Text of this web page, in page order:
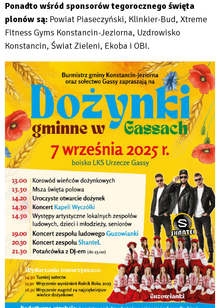
Ponadto wśród sponsorów tegorocznego święta
plonów są: Powiat Piaseczyński, Klinkier-Bud, Xtreme
Fitness Gyms Konstancin-Jeziorna, Uzdrowisko
Konstancin, Świat Zieleni, Ekoba i OBI.